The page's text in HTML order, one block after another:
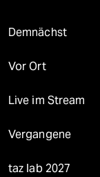
Demnächst
Vor Ort
Live im Stream
Vergangene
taz lab 2027